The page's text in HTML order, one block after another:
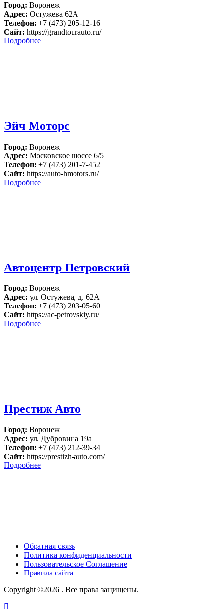
Город: Воронеж
Адрес: Остужева 62А
Телефон: +7 (473) 205-12-16
Сайт: https://grandtourauto.ru/
Подробнее
Эйч Моторс
Город: Воронеж
Адрес: Московское шоссе 6/5
Телефон: +7 (473) 201-7-452
Сайт: https://auto-hmotors.ru/
Подробнее
Автоцентр Петровский
Город: Воронеж
Адрес: ул. Остужева, д. 62А
Телефон: +7 (473) 203-05-60
Сайт: https://ac-petrovskiy.ru/
Подробнее
Престиж Авто
Город: Воронеж
Адрес: ул. Дубровина 19а
Телефон: +7 (473) 212-39-34
Сайт: https://prestizh-auto.com/
Подробнее
Обратная связь
Политика конфиденциальности
Пользовательское Соглашение
Правила сайта
Copyright ©2026 . Все права защищены.